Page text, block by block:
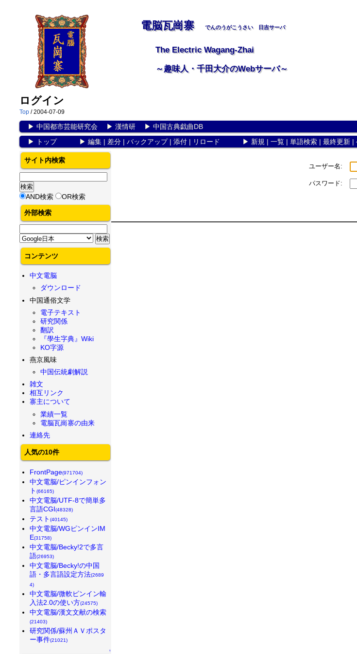
電脳瓦崗寨 でんのうがこうさい 日吉サーバ
The Electric Wagang-Zhai
～趣味人・千田大介のWebサーバ～
ログイン
Top/ 2004-07-09
▶ 中国都市芸能研究会▶ 漢情研▶ 中国古典戯曲DB
▶
トップ▶ 編集| 差分| バックアップ| 添付| リロード ▶ 新規 | 一覧| 単語検索| 最終更新|
ユーザー名:
パスワード:
サイト内検索
AND検索 OR検索
外部検索
コンテンツ
中文電脳
ダウンロード
中国通俗文学
電子テキスト
研究関係
翻訳
『學生字典』Wiki
KO字源
燕京風味
中国伝統劇解説
雑文
相互リンク
寨主について
業績一覧
電脳瓦崗寨の由来
連絡先
人気の10件
FrontPage(971704)
中文電脳/ピンインフォン
ト(66165)
中文電脳/UTF-8で簡単多
言語CGI(48328)
テスト(40145)
中文電脳/WGピンインIM
E(31758)
中文電脳/Becky!2で多言
語(26953)
中文電脳/Becky!の中国
語・多言語設定方法(2689
4)
中文電脳/微軟ピンイン輸
入法2.0の使い方(24575)
中文電脳/漢文文献の検索
(21403)
研究関係/蘇州ＡＶポスタ
ー事件(21021)
↑